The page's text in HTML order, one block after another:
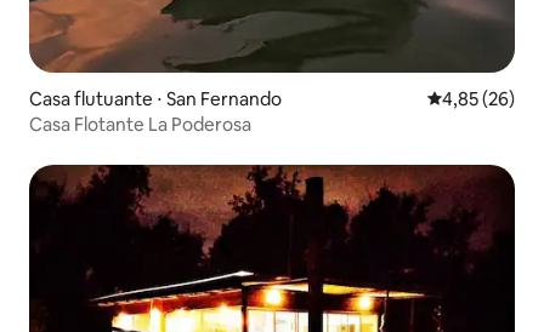
Casa flutuante ⋅ San Fernando 4,85 de uma
4,85 (26)
Casa Flotante La Poderosa